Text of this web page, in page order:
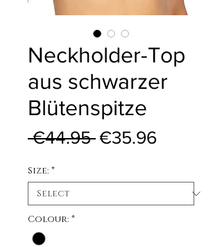
Neckholder-Top
aus schwarzer
Blütenspitze
€44.95 Regular Price
€35.96
Size: *
Colour: *